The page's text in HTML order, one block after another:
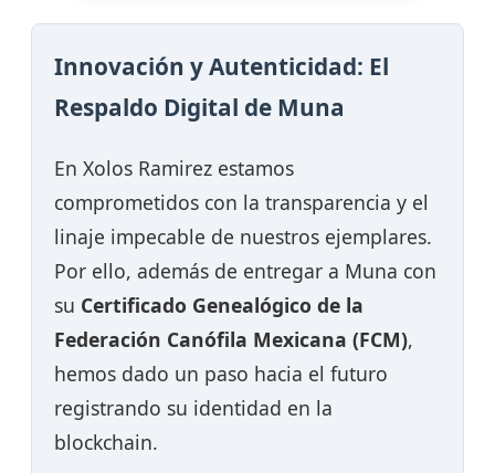
Innovación y Autenticidad: El
Respaldo Digital de Muna
En Xolos Ramirez estamos
comprometidos con la transparencia y el
linaje impecable de nuestros ejemplares.
Por ello, además de entregar a Muna con
su Certificado Genealógico de la
Federación Canófila Mexicana (FCM),
hemos dado un paso hacia el futuro
registrando su identidad en la
blockchain.